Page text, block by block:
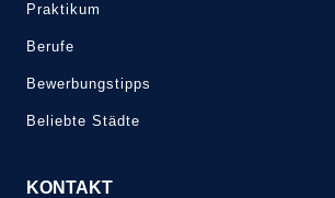
Praktikum
Berufe
Bewerbungstipps
Beliebte Städte
KONTAKT